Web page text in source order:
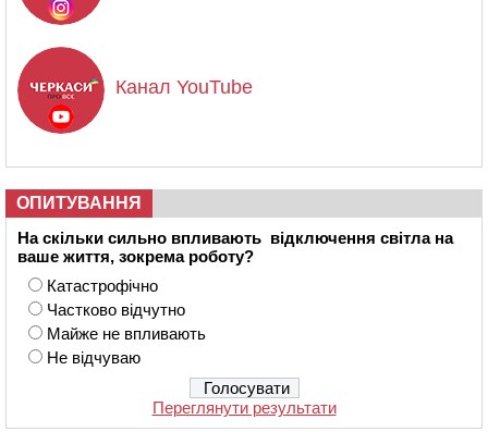
Канал YouTube
ОПИТУВАННЯ
На скільки сильно впливають відключення світла на
ваше життя, зокрема роботу?
Катастрофічно
Частково відчутно
Майже не впливають
Не відчуваю
Переглянути результати